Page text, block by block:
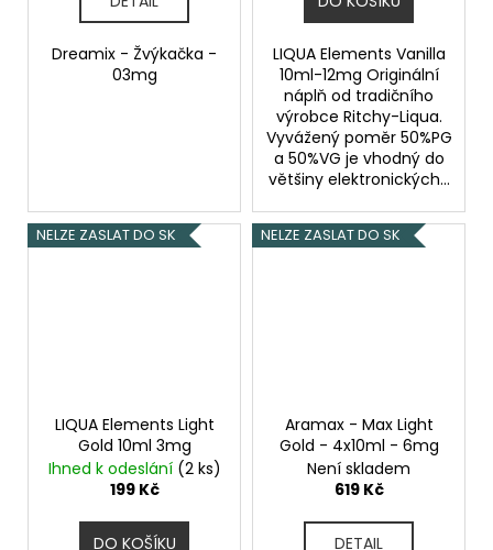
Dreamix - Žvýkačka -
03mg
LIQUA Elements Vanilla
10ml-12mg Originální
náplň od tradičního
výrobce Ritchy-Liqua.
Vyvážený poměr 50%PG
a 50%VG je vhodný do
většiny elektronických...
NELZE ZASLAT DO SK
LIQUA Elements Light
Gold 10ml 3mg
Ihned k odeslání (2 ks)
199 Kč
DO KOŠÍKU
NELZE ZASLAT DO SK
Aramax - Max Light
Gold - 4x10ml - 6mg
Není skladem
619 Kč
DETAIL